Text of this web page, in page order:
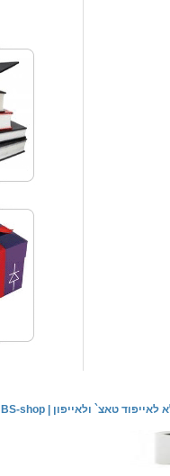
אודותינו BS-shop טאצ` ולאייפון